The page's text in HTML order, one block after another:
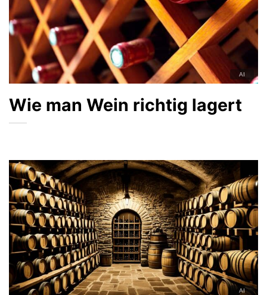
Wie man Wein richtig lagert